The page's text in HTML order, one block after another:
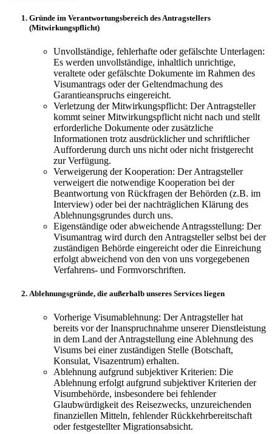
Gründe im Verantwortungsbereich des Antragstellers
(Mitwirkungspflicht)
Unvollständige, fehlerhafte oder gefälschte Unterlagen:
Es werden unvollständige, inhaltlich unrichtige,
veraltete oder gefälschte Dokumente im Rahmen des
Visumantrags oder der Geltendmachung des
Garantieanspruchs eingereicht.
Verletzung der Mitwirkungspflicht: Der Antragsteller
kommt seiner Mitwirkungspflicht nicht nach und stellt
erforderliche Dokumente oder zusätzliche
Informationen trotz ausdrücklicher und schriftlicher
Aufforderung durch uns nicht oder nicht fristgerecht
zur Verfügung.
Verweigerung der Kooperation: Der Antragsteller
verweigert die notwendige Kooperation bei der
Beantwortung von Rückfragen der Behörden (z.B. im
Interview) oder bei der nachträglichen Klärung des
Ablehnungsgrundes durch uns.
Eigenständige oder abweichende Antragsstellung: Der
Visumantrag wird durch den Antragsteller selbst bei der
zuständigen Behörde eingereicht oder die Einreichung
erfolgt abweichend von den von uns vorgegebenen
Verfahrens- und Formvorschriften.
Ablehnungsgründe, die außerhalb unseres Services liegen
Vorherige Visumablehnung: Der Antragsteller hat
bereits vor der Inanspruchnahme unserer Dienstleistung
in dem Land der Antragstellung eine Ablehnung des
Visums bei einer zuständigen Stelle (Botschaft,
Konsulat, Visazentrum) erhalten.
Ablehnung aufgrund subjektiver Kriterien: Die
Ablehnung erfolgt aufgrund subjektiver Kriterien der
Visumbehörde, insbesondere bei fehlender
Glaubwürdigkeit des Reisezwecks, unzureichenden
finanziellen Mitteln, fehlender Rückkehrbereitschaft
oder festgestellter Migrationsabsicht.